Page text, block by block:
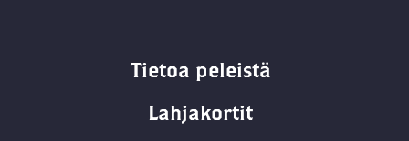
Tietoa peleistä
Lahjakortit